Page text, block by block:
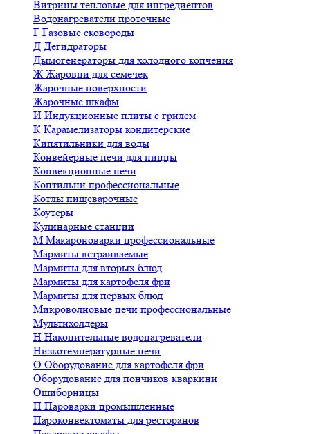
Витрины тепловые для ингредиентов
Водонагреватели проточные
Г Газовые сковороды
Д Дегидраторы
Дымогенераторы для холодного копчения
ЖЖаровни для семечек
Жарочные поверхности
Жарочные шкафы
И Индукционные плиты с грилем
К Карамелизаторы кондитерские
Кипятильники для воды
Конвейерные печи для пиццы
Конвекционные печи
Коптильни профессиональные
Котлы пищеварочные
Коутеры
Кулинарные станции
М Макароноварки профессиональные
Мармиты встраиваемые
Мармиты для вторых блюд
Мармиты для картофеля фри
Мармиты для первых блюд
Микроволновые печи профессиональные
Мультихолдеры
Н Накопительные водонагреватели
Низкотемпературные печи
О Оборудование для картофеля фри
Оборудование для пончиков кваркини
Ошиборницы
П Пароварки промышленные
Пароконвектоматы для ресторанов